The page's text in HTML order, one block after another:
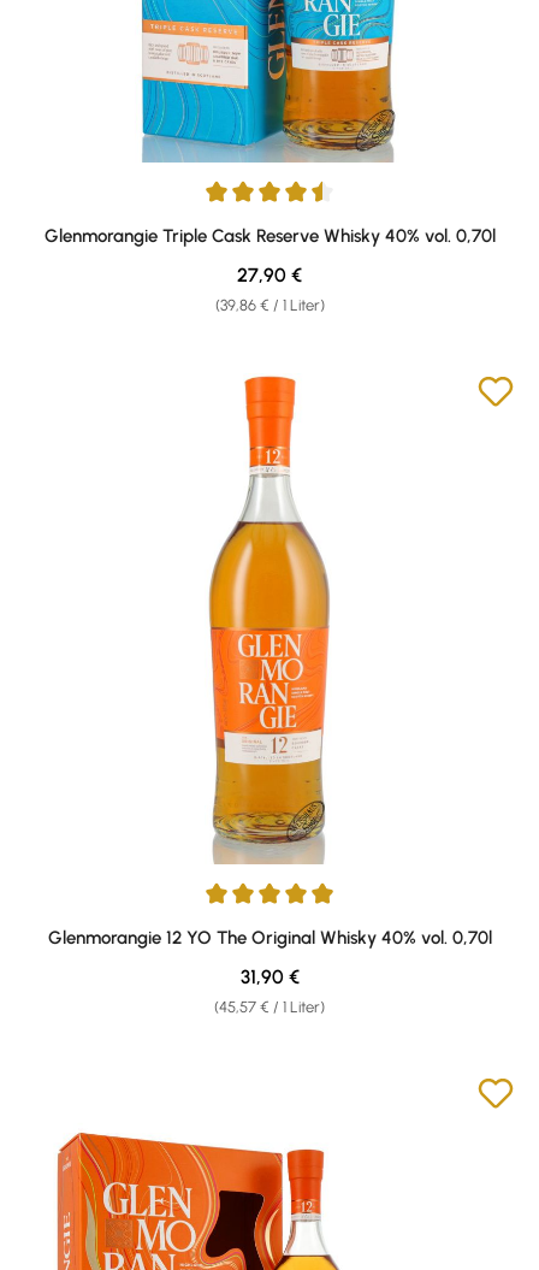
Durchschnittliche Bewertung von 4.5 von 5 Sternen
Glenmorangie Triple Cask Reserve Whisky 40% vol. 0,70l
(39,86 € / 1 Liter)
Regulärer Preis:
27,90 €
Durchschnittliche Bewertung von 4.94 von 5 Sternen
Glenmorangie 12 YO The Original Whisky 40% vol. 0,70l
(45,57 € / 1 Liter)
Regulärer Preis:
31,90 €